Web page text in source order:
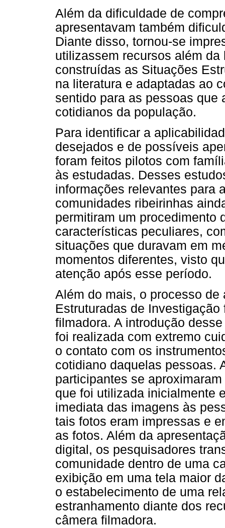
Além da dificuldade de
apresentavam também
Diante disso, tornou-se
utilizassem recursos além
construídas as Situações
na literatura e adaptadas ao
sentido para as pessoas
cotidianos da população.
Para identificar a
desejados e de possíveis
foram feitos pilotos com
às estudadas. Desses
informações relevantes para
comunidades ribeirinhas
permitiram um procedimento
características peculiares,
situações que duravam em
momentos diferentes, visto
atenção após esse período.
Além do mais, o processo
Estruturadas de
filmadora. A introdução
foi realizada com extremo
o contato com os
cotidiano daquelas pessoas.
participantes se
que foi utilizada inicialmente
imediata das imagens às
tais fotos eram impressas e
as fotos. Além da
digital, os pesquisadores
comunidade dentro de uma
exibição em uma tela maior
o estabelecimento de uma
estranhamento diante dos
câmera filmadora.